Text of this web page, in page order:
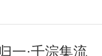
·千淙集流